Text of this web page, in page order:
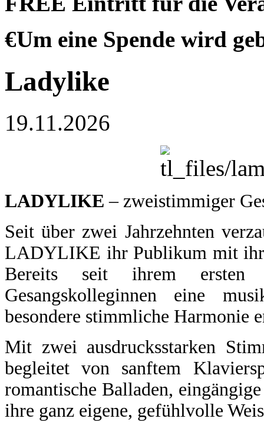
€Um eine Spende wird
Ladylike
19.11.2026
LADYLIKE– zweistimmiger
Seit über zwei Jahrzehnten
LADYLIKE ihr Publikum mit
Bereits seit ihrem ersten
Gesangskolleginnen eine
besondere stimmliche Harmonie
Mit zwei ausdrucksstarken
begleitet von sanftem
romantische Balladen,
ihre ganz eigene, gefühlvolle